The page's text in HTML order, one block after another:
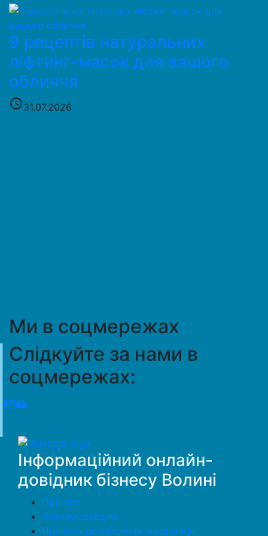
9 рецептів натуральних
ліфтинг-масок для вашого
обличчя
access_time31.07.2026
Ми в соцмережах
Слідкуйте за нами в
соцмережах:
Інформаційний онлайн-
довідник бізнесу Волині
Про нас
Рекламодавцям
Правила розміщення інформації